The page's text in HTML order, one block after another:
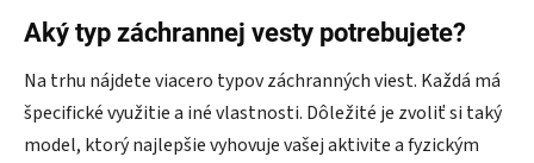
Aký typ záchrannej vesty potrebujete?
Na trhu nájdete viacero typov záchranných viest. Každá má
špecifické využitie a iné vlastnosti. Dôležité je zvoliť si taký
model, ktorý najlepšie vyhovuje vašej aktivite a fyzickým